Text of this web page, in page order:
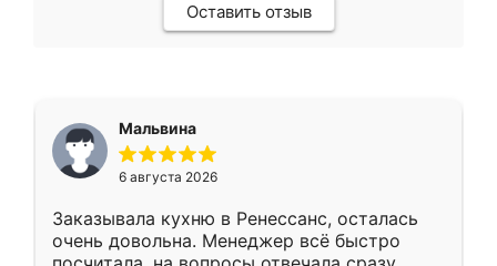
Оставить отзыв
Мальвина
6 августа 2026
Заказывала кухню в Ренессанс, осталась
очень довольна. Менеджер всё быстро